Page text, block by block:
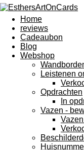
Home
reviews
Cadeaubon
Blog
Webshop
Leistenen
Opdrachten
In
Vazen -